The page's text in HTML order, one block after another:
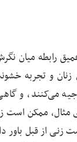
و تجربه
می‌کنند، و
مثال، ممکن است
زنی از قبل